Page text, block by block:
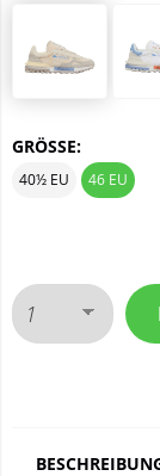
GRÖSSE:
40½ EU 46 EU